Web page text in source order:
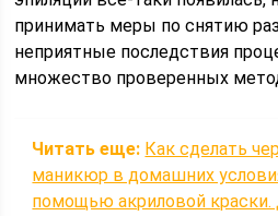
принимать меры по снятию
неприятные последствия
множество проверенных
Читать еще: Как сделать
маникюр в домашних
помощью акриловой